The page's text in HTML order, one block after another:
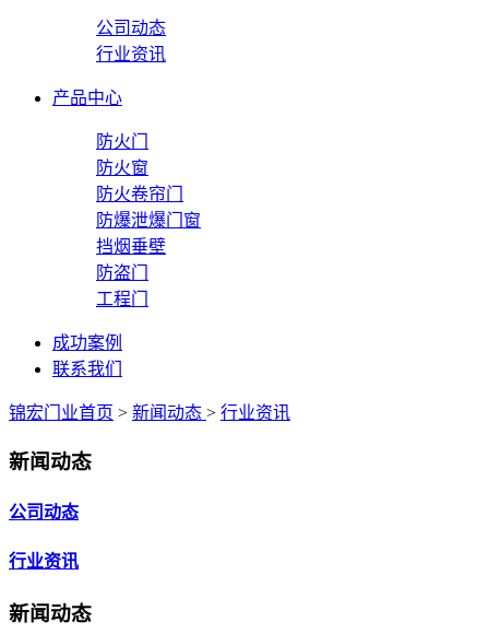
公司动态
行业资讯
产品中心
防火门
防火窗
防火卷帘门
防爆泄爆门窗
挡烟垂壁
防盗门
工程门
成功案例
联系我们
锦宏门业首页 > 新闻动态 > 行业资讯
新闻动态
公司动态
行业资讯
新闻动态